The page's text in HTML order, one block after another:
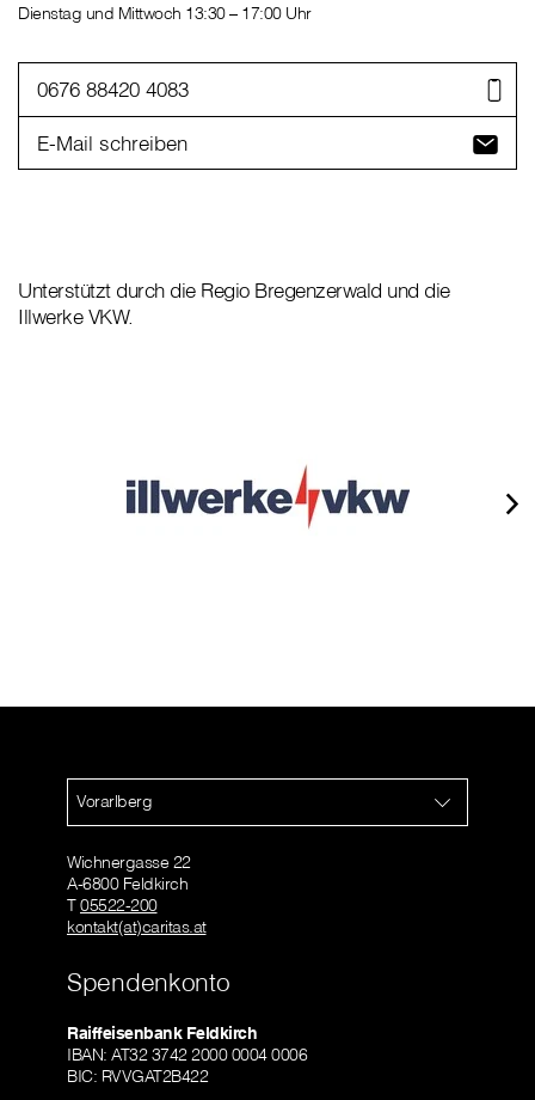
Dienstag und Mittwoch 13:30 – 17:00 Uhr
0676 88420 4083
E-Mail schreiben
Unterstützt durch die Regio Bregenzerwald und die
Illwerke VKW.
Vorarlberg
Wichnergasse 22
A-6800 Feldkirch
T05522-200
kontakt(at)caritas.at
Spendenkonto
Raiffeisenbank Feldkirch
IBAN: AT32 3742 2000 0004 0006
BIC: RVVGAT2B422